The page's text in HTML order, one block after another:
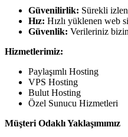
Güvenilirlik: Sürekli
Hız: Hızlı yüklenen web
Güvenlik: Verileriniz
Hizmetlerimiz:
Paylaşımlı Hosting
VPS Hosting
Bulut Hosting
Özel Sunucu Hizmetleri
Müşteri Odaklı Yaklaşımımız